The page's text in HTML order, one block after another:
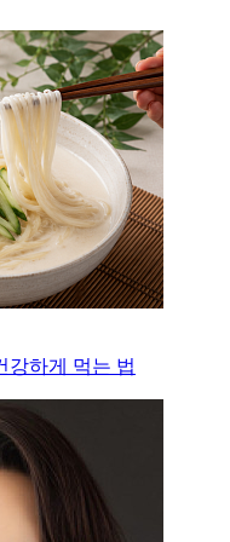
강하게 먹는 법